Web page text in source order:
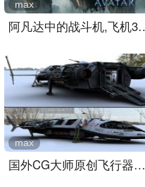
阿凡达中的
max
国外CG大师原创飞行器3D模..
max